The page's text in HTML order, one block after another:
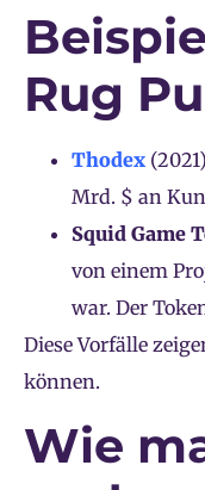
Rug
Thodex
Mrd. $ an
Squid Game
von einem
war. Der
Diese Vorfälle
können.
Wie